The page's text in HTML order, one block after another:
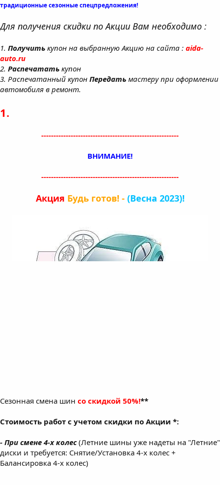
традиционные сезонные спецпредложения!
Для получения скидки по Акции Вам необходимо :
1. Получить купон на выбранную Акцию на сайта : aida-
auto.ru
2. Распечатать купон
3. Распечатанный купон Передать мастеру при оформлении
автомобиля в ремонт.
1.
--------------------------------------------------------
ВНИМАНИЕ!
--------------------------------------------------------
Акция Будь готов! - (Весна 2023)!
Сезонная смена шин со скидкой 50%!**
Стоимость работ с учетом скидки по Акции *:
- При смене 4-х колес(Летние шины уже надеты на "Летние"
диски и требуется: Снятие/Установка 4-х колес +
Балансировка 4-х колес)